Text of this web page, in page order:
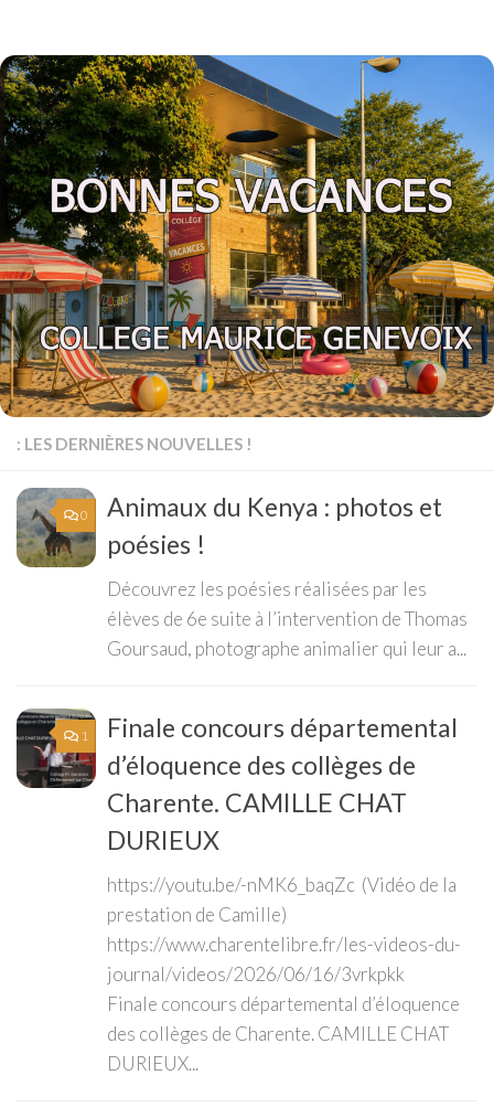
: LES DERNIÈRES NOUVELLES !
0
Animaux du Kenya : photos et
poésies !
Découvrez les poésies réalisées par les
élèves de 6e suite à l’intervention de Thomas
Goursaud, photographe animalier qui leur a...
1
Finale concours départemental
d’éloquence des collèges de
Charente. CAMILLE CHAT
DURIEUX
https://youtu.be/-nMK6_baqZc (Vidéo de la
prestation de Camille)
https://www.charentelibre.fr/les-videos-du-
journal/videos/2026/06/16/3vrkpkk
Finale concours départemental d’éloquence
des collèges de Charente. CAMILLE CHAT
DURIEUX...